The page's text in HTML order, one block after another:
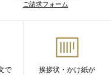
ご請求フォーム
で
挨拶状・かけ紙が